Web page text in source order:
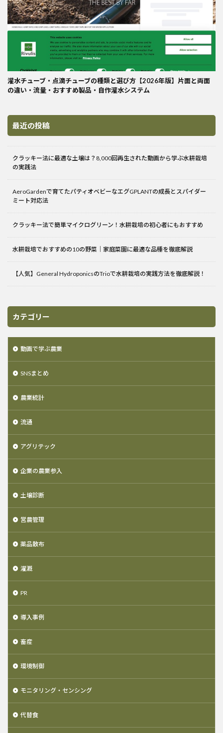
灌水チューブ・点滴チューブの種類と選び方【2026年版】片面と両面
の違い・流量・おすすめ製品・自作灌水システム
最近の投稿
クラッキー法に最適な土壌は？8,000回再生された動画から学ぶ水耕栽培
の実践法
AeroGardenで育てたパティオベビーなエグGPLANTの成長とスパイダー
ミート対応法
クラッキー法で簡単マイクログリーン！水耕栽培の初心者にもおすすめ
水耕栽培でおすすめの10の野菜｜家庭菜園に最適な品種を徹底解説
【人気】General HydroponicsのTrioで水耕栽培の実践方法を徹底解説！
カテゴリー
動画で学ぶ農業
SNSまとめ
農業統計
流通
アグリテック
企業の農業参入
土壌診断
営農管理
薬品散布
灌漑
PR
導入事例
畜産
環境制御
モニタリング・センシング
代替食